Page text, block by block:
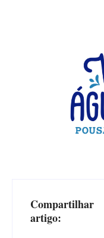
Compartilhar
artigo: